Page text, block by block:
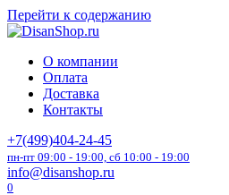
Перейти к содержанию
О компании
Оплата
Доставка
Контакты
+7(499)404-24-45
пн-пт 09:00 - 19:00, сб 10:00 - 19:00
info@disanshop.ru
0